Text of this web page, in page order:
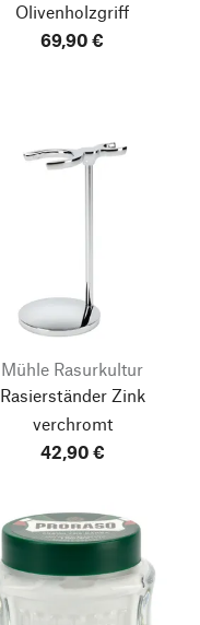
Olivenholzgriff
69,90 €
Mühle Rasurkultur
Rasierständer Zink
verchromt
42,90 €